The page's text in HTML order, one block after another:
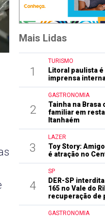
Mais Lidas
1
TURISMO
Litoral paulista
imprensa
2
GASTRONOMIA
Tainha na Brasa
familiar em
Itanhaém
3
LAZER
Toy Story:
é atração no
4
SP
DER-SP
165 no Vale do
recuperação de
GASTRONOMIA